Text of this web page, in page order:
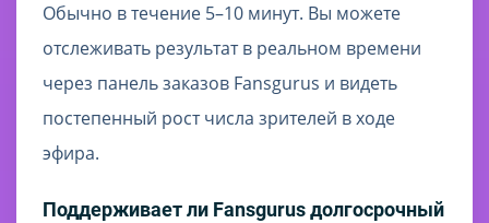
Обычно в течение 5–10 минут. Вы можете
отслеживать результат в реальном времени
через панель заказов Fansgurus и видеть
постепенный рост числа зрителей в ходе
эфира.
Поддерживает ли Fansgurus долгосрочный